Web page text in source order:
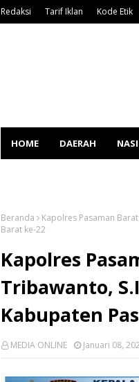
Redaksi Tarif Iklan Kode Etik
HOME DAERAH
Beranda
Kapolres Pasaman
Barat ke-22
Kapolres
Tribawanto,
Kabupaten
MEDIA ONLINE Januari 08,